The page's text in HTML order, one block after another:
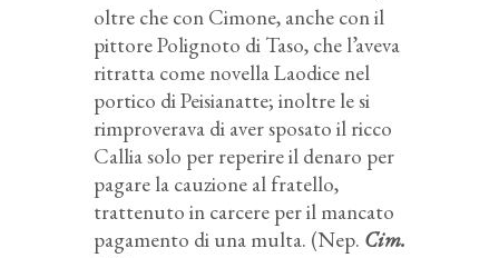
oltre che con Cimone, anche con il
pittore Polignoto di Taso, che l’aveva
ritratta come novella Laodice nel
portico di Peisianatte; inoltre le si
rimproverava di aver sposato il ricco
Callia solo per reperire il denaro per
pagare la cauzione al fratello,
trattenuto in carcere per il mancato
pagamento di una multa. (Nep. Cim.